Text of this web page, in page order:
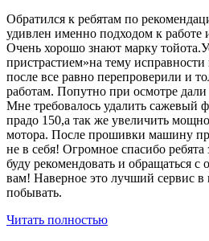
Обратился к ребятам по
удивлен именно подходом к работе
Очень хорошо знают марку
пристрастием»на тему
после все равно перепроверили и
работам. Попутно при осмотре
Мне требовалось удалить сажевый
прадо 150,а так же увеличить
мотора. После прошивки машину
не в себя! Огромное спасибо ребята
буду рекомендовать и обращаться
вам! Наверное это лучший сервис в
побывать.
Читать полностью